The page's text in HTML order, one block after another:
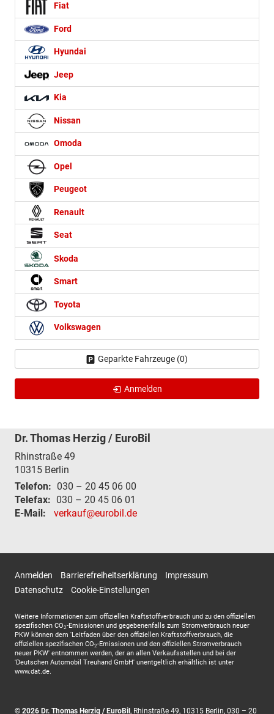
Fiat
Ford
Hyundai
Jeep
Kia
Nissan
Omoda
Opel
Peugeot
Renault
Seat
Skoda
Smart
Toyota
Volkswagen
Geparkte Fahrzeuge (0)
Anmelden
Dr. Thomas Herzig / EuroBil
Rhinstraße 49
10315 Berlin
Telefon: 030 – 20 45 06 00
Telefax: 030 – 20 45 06 01
E-Mail:
verkauf@eurobil.de
Anmelden Barrierefreiheitserklärung
Impressum
Datenschutz
Cookie-Einstellungen
Weitere Informationen zum offiziellen Kraftstoffverbrauch und zu den offiziellen
spezifischen CO2-Emissionen und gegebenenfalls zum Stromverbrauch neuer
PKW können dem 'Leitfaden über den offiziellen Kraftstoffverbrauch, die
offiziellen spezifischen CO2-Emissionen und den offiziellen Stromverbrauch
neuer PKW' entnommen werden, der an allen Verkaufsstellen und bei der
'Deutschen Automobil Treuhand GmbH' unentgeltlich erhältlich ist unter
www.dat.de.
© 2026 Dr. Thomas Herzig / EuroBil, Rhinstraße 49, 10315 Berlin, 030 – 20